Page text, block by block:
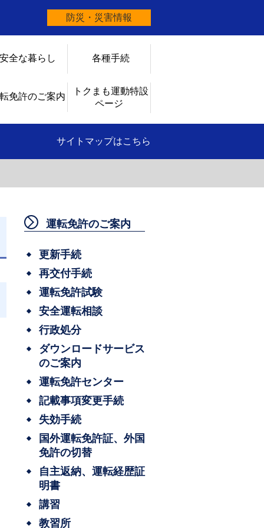
防災・災害情報
全な暮らし 各種手続
免許のご案内
トクまも運動特設
ページ
サイトマップはこちら
運転免許のご案内
更新手続
再交付手続
運転免許試験
安全運転相談
行政処分
ダウンロードサービス
のご案内
運転免許センター
記載事項変更手続
失効手続
国外運転免許証、外国
免許の切替
自主返納、運転経歴証
明書
講習
教習所